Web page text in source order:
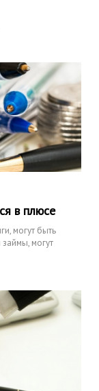
в плюсе
могут быть
могут